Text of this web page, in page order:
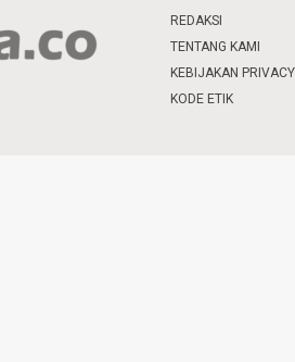
REDAKSI
TENTANG KAMI
KEBIJAKAN PRIVACY
KODE ETIK